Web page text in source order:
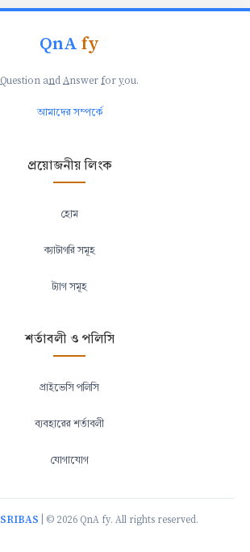
QnAfy
Question andAnswer foryou.
আমাদের সম্পর্কে
প্রয়োজনীয় লিংক
হোম
ক্যাটাগরি সমূহ
ট্যাগ সমূহ
শর্তাবলী ও পলিসি
প্রাইভেসি পলিসি
ব্যবহারের শর্তাবলী
যোগাযোগ
SRIBAS | © 2026 QnA fy. All rights reserved.